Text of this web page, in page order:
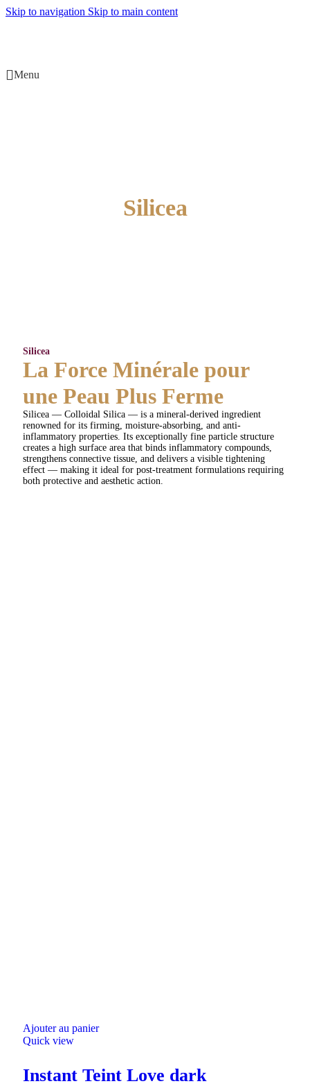
Skip to navigation Skip to main content
Menu
Silicea
Silicea
La Force Minérale pour
une Peau Plus Ferme
Silicea — Colloidal Silica — is a mineral-derived ingredient
renowned for its firming, moisture-absorbing, and anti-
inflammatory properties. Its exceptionally fine particle structure
creates a high surface area that binds inflammatory compounds,
strengthens connective tissue, and delivers a visible tightening
effect — making it ideal for post-treatment formulations requiring
both protective and aesthetic action.
Ajouter au panier
Quick view
Instant Teint Love dark